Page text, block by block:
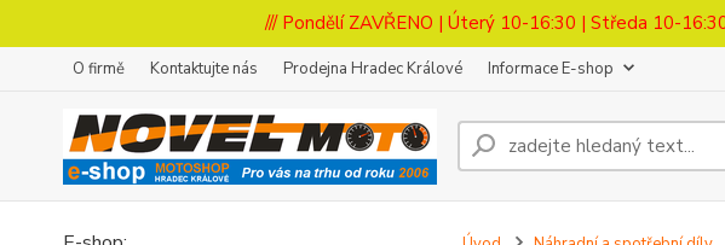
/// Pondělí ZAVŘENO | Úterý 10-16:30 | Středa 10-
O firmě Kontaktujte nás Prodejna Hradec Králové Informace E-shop